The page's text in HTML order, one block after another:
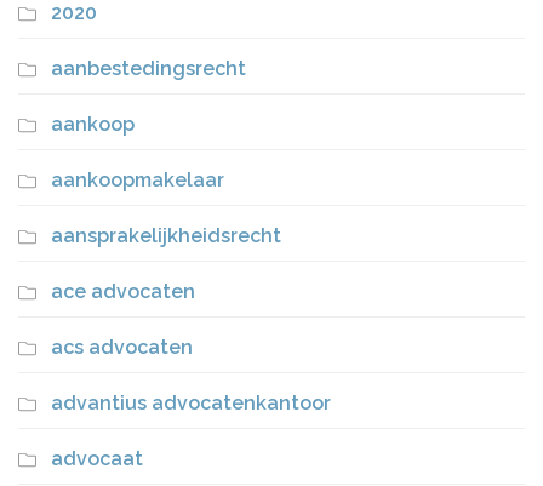
2020
aanbestedingsrecht
aankoop
aankoopmakelaar
aansprakelijkheidsrecht
ace advocaten
acs advocaten
advantius advocatenkantoor
advocaat